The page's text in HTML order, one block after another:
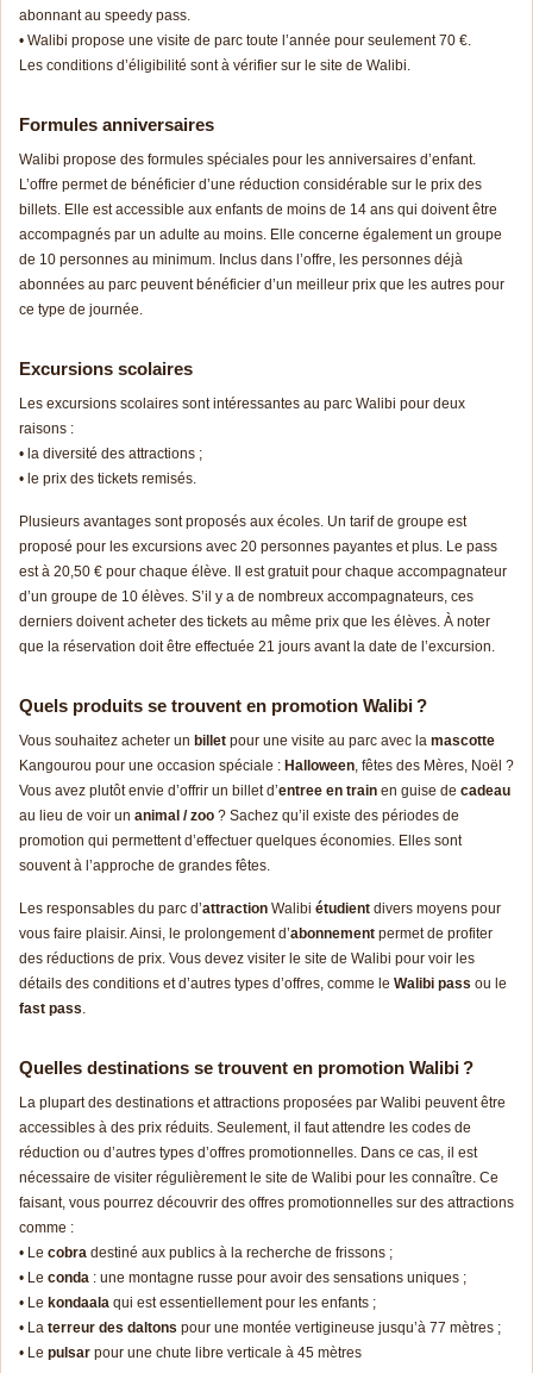
abonnant au speedy pass.
• Walibi propose une visite de parc toute l’année pour seulement 70 €.
Les conditions d’éligibilité sont à vérifier sur le site de Walibi.
Formules anniversaires
Walibi propose des formules spéciales pour les anniversaires d’enfant.
L’offre permet de bénéficier d’une réduction considérable sur le prix des
billets. Elle est accessible aux enfants de moins de 14 ans qui doivent être
accompagnés par un adulte au moins. Elle concerne également un groupe
de 10 personnes au minimum. Inclus dans l’offre, les personnes déjà
abonnées au parc peuvent bénéficier d’un meilleur prix que les autres pour
ce type de journée.
Excursions scolaires
Les excursions scolaires sont intéressantes au parc Walibi pour deux
raisons :
• la diversité des attractions ;
• le prix des tickets remisés.
Plusieurs avantages sont proposés aux écoles. Un tarif de groupe est
proposé pour les excursions avec 20 personnes payantes et plus. Le pass
est à 20,50 € pour chaque élève. Il est gratuit pour chaque accompagnateur
d’un groupe de 10 élèves. S’il y a de nombreux accompagnateurs, ces
derniers doivent acheter des tickets au même prix que les élèves. À noter
que la réservation doit être effectuée 21 jours avant la date de l’excursion.
Quels produits se trouvent en promotion Walibi ?
Vous souhaitez acheter un billet pour une visite au parc avec la mascotte
Kangourou pour une occasion spéciale : Halloween , fêtes des Mères, Noël ?
Vous avez plutôt envie d’offrir un billet d’entree en train en guise de cadeau
au lieu de voir un animal / zoo ? Sachez qu’il existe des périodes de
promotion qui permettent d’effectuer quelques économies. Elles sont
souvent à l’approche de grandes fêtes.
Les responsables du parc d’attraction Walibi étudient divers moyens pour
vous faire plaisir. Ainsi, le prolongement d’abonnement permet de profiter
des réductions de prix. Vous devez visiter le site de Walibi pour voir les
détails des conditions et d’autres types d’offres, comme le Walibi pass ou le
fast pass
Quelles destinations se trouvent en promotion Walibi ?
La plupart des destinations et attractions proposées par Walibi peuvent être
accessibles à des prix réduits. Seulement, il faut attendre les codes de
réduction ou d’autres types d’offres promotionnelles. Dans ce cas, il est
nécessaire de visiter régulièrement le site de Walibi pour les connaître. Ce
faisant, vous pourrez découvrir des offres promotionnelles sur des attractions
comme :
• Le cobra destiné aux publics à la recherche de frissons ;
• Le conda : une montagne russe pour avoir des sensations uniques ;
• Le kondaala qui est essentiellement pour les enfants ;
• La terreur des daltons pour une montée vertigineuse jusqu’à 77 mètres ;
• Le pulsar pour une chute libre verticale à 45 mètres